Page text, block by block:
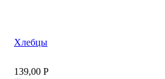
Хлебцы
139,00 Р